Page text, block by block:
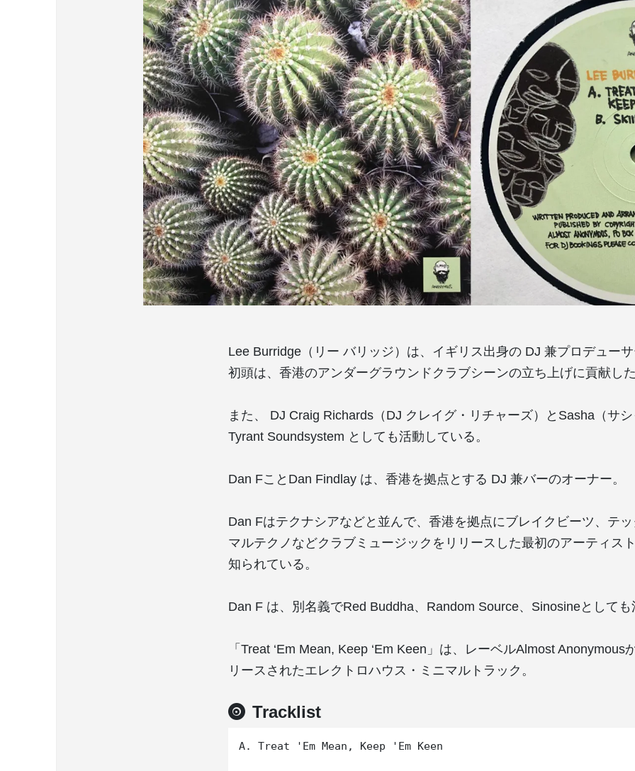
Lee Burridge（リー バリッジ）は、イギリス出身の DJ 兼プロデュー
初頭は、香港のアンダーグラウンドクラブシーンの立ち上げに貢献した
また、 DJ Craig Richards（DJ クレイグ・リチャーズ）とSasha（サ
Tyrant Soundsystem としても活動している。
Dan FことDan Findlay は、香港を拠点とする DJ 兼バーのオーナー。
Dan Fはテクナシアなどと並んで、香港を拠点にブレイクビーツ、テ
マルテクノなどクラブミュージックをリリースした最初のアーティス
知られている。
Dan F は、別名義でRed Buddha、Random Source、Sinosineとしても
「Treat ‘Em Mean, Keep ‘Em Keen」は、レーベルAlmost Anonymous
リースされたエレクトロハウス・ミニマルトラック。
Tracklist
A. Treat 'Em Mean, Keep 'Em Keen